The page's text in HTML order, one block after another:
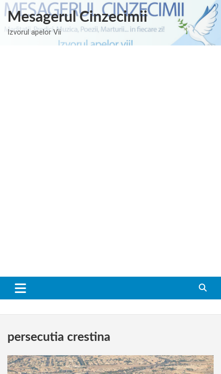
Skip
to
content
Mesagerul Cinzecimii
Izvorul apelor Vii
persecutia crestina